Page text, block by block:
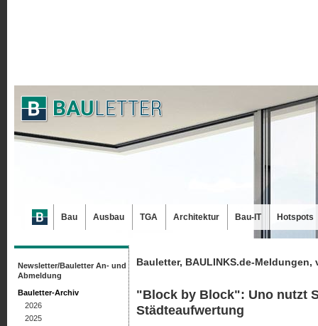
Bauletter, BAULINKS.de-Meldungen,
"Block by Block": Uno nutzt
Städteaufwertung
Newsletter/Bauletter An- und
Abmeldung
Bauletter-Archiv
2026
2025
Bau Ausbau TGA Architektur Bau-IT Hotspots